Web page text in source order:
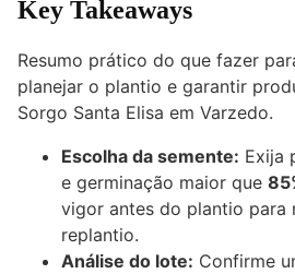
Key Takeaways
Resumo prático do que fazer
planejar o plantio e garantir
Sorgo Santa Elisa em Varzedo.
Escolha da semente: Exija
e germinação maior que
vigor antes do plantio para
replantio.
Análise do lote: Confirme